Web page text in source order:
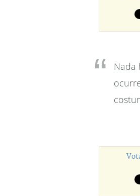
Nada